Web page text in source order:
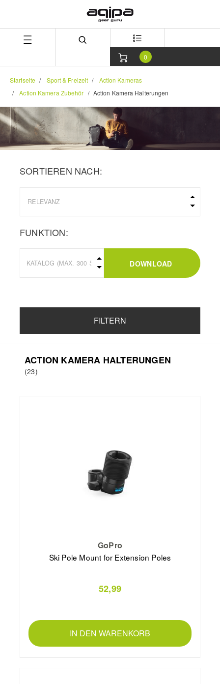
0
Startseite Sport & Freizeit
Action Kameras
Action Kamera Zubehör
Action Kamera Halterungen
SORTIEREN NACH:
FUNKTION:
DOWNLOAD
FILTERN
ACTION KAMERA HALTERUNGEN
(23)
GoPro
Ski Pole Mount for Extension Poles
52,99
IN DEN WARENKORB